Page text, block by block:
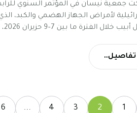
جمعية نيسان في المؤتمر السنوي
لأمراض الجهاز الهضمي والكبد،
في تل أبيب خلال الفترة ما بين 7–9 حزيران 2026،
من مختلف المؤسسات الطبية في
حضورها للمؤتمر، أجرت الجمعية
الجهاز الهضمي والكبد، إلى جانب
تفاصيل..
1
2
3
4
...
6